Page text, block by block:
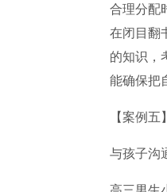
合理分配
在闭目翻
的知识，
能确保把
【案例五】
与孩子沟